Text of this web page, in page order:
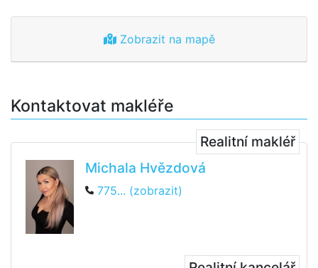
Zobrazit na mapě
Kontaktovat makléře
Realitní makléř
Michala Hvězdová
775... (zobrazit)